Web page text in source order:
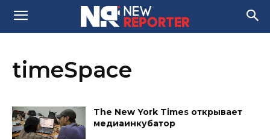
timeSpace
The New York Times открывает
медиаинкубатор